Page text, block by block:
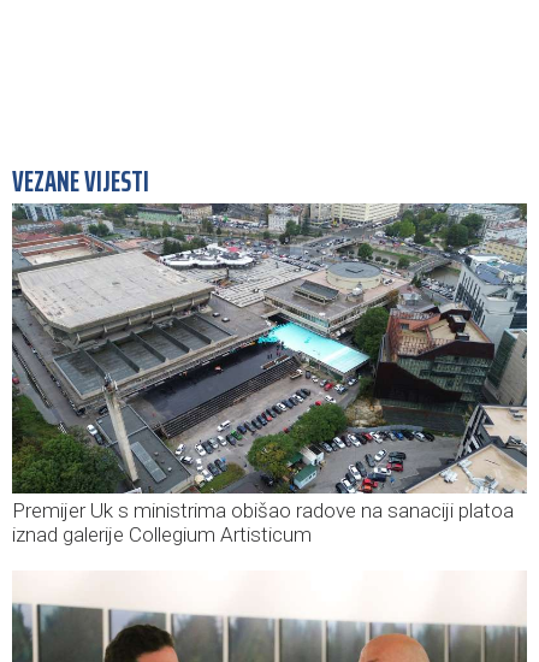
VEZANE VIJESTI
Premijer Uk s ministrima obišao radove na sanaciji platoa
iznad galerije Collegium Artisticum